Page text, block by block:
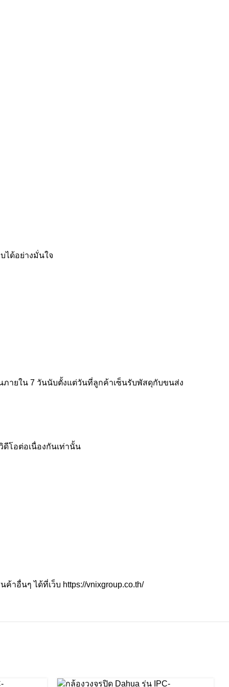
ได้อย่างมั่นใจ
ายใน 7 วันนับตั้งแต่วันที่ลูกค้าเซ็นรับพัสดุกับขนส่ง
โอต่อเนื่องกันเท่านั้น
ค้าอื่นๆ ได้ที่เว็บ https://vnixgroup.co.th/